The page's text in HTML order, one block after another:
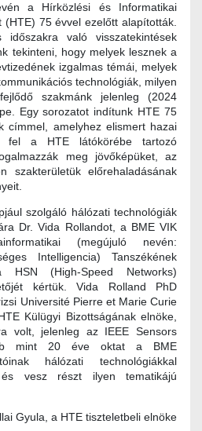
a Hírközlési és Informatikai
(HTE) 75 évvel ezelőtt alapították.
való visszatekintések
tekinteni, hogy melyek lesznek a
izgalmas témái, melyek
technológiák, milyen
szakmánk jelenleg (2024
Egy sorozatot indítunk HTE 75
címmel, amelyhez elismert hazai
fel a HTE látókörébe tartozó
meg jövőképüket, az
szakterületük előrehaladásának
szolgáló hálózati technológiák
Dr. Vida Rollandot, a BME VIK
(megújuló nevén:
Intelligencia) Tanszékének
HSN (High-Speed Networks)
kértük. Vida Rolland PhD
Université Pierre et Marie Curie
Külügyi Bizottságának elnöke,
volt, jelenleg az IEEE Sensors
mint 20 éve oktat a BME
hálózati technológiákkal
és vesz részt ilyen tematikájú
Gyula, a HTE tiszteletbeli elnöke